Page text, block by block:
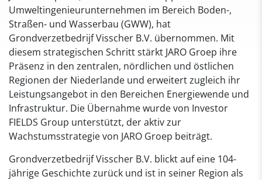
Umweltingenieurunternehmen im Bereich Boden-,
Straßen- und Wasserbau (GWW), hat
Grondverzetbedrijf Visscher B.V. übernommen. Mit
diesem strategischen Schritt stärkt JARO Groep ihre
Präsenz in den zentralen, nördlichen und östlichen
Regionen der Niederlande und erweitert zugleich ihr
Leistungsangebot in den Bereichen Energiewende und
Infrastruktur. Die Übernahme wurde von Investor
FIELDS Group unterstützt, der aktiv zur
Wachstumsstrategie von JARO Groep beiträgt.
Grondverzetbedrijf Visscher B.V. blickt auf eine 104-
jährige Geschichte zurück und ist in seiner Region als